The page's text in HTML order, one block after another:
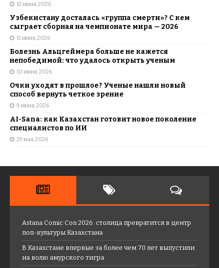
12 июня, 2026
Узбекистану досталась «группа смерти»? С кем
сыграет сборная на чемпионате мира — 2026
11 июня, 2026
Болезнь Альцгеймера больше не кажется
непобедимой: что удалось открыть ученым
10 июня, 2026
Очки уходят в прошлое? Ученые нашли новый
способ вернуть четкое зрение
9 июня, 2026
AI-Sana: как Казахстан готовит новое поколение
специалистов по ИИ
29 мая, 2026
Astana Comic Con 2026: столица превратится в центр
поп-культуры Казахстана
В Казахстане впервые за более чем 70 лет выпустили
на волю амурского тигра